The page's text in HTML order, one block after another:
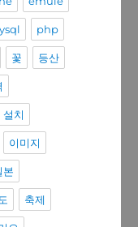
php
꽃 등산
설치
이미지
본
축제